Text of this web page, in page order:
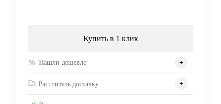
Купить в 1 клик
Нашли дешевле
Рассчитать доставку